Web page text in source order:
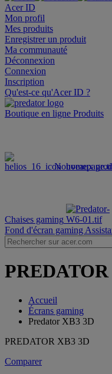
Acer ID
Mon profil
Mes produits
Enregistrer un produit
Ma communauté
Déconnexion
Connexion
Inscription
Qu'est-ce qu'Acer ID ?
Boutique en ligne Produits
Nouveaux
Chaises gaming
Fond d'écran gaming
Accueil
Écrans gaming
Predator XB3 3D
PREDATOR XB3 3D
Comparer